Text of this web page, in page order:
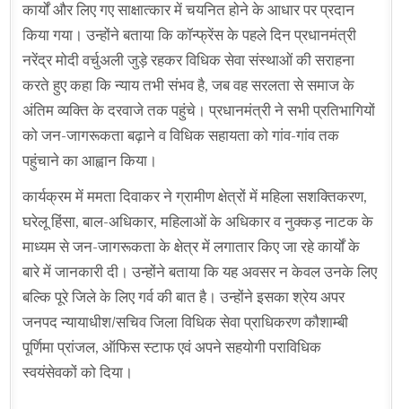
कार्यों और लिए गए साक्षात्कार में चयनित होने के आधार पर प्रदान
किया गया। उन्होंने बताया कि कॉन्फ्रेंस के पहले दिन प्रधानमंत्री
नरेंद्र मोदी वर्चुअली जुड़े रहकर विधिक सेवा संस्थाओं की सराहना
करते हुए कहा कि न्याय तभी संभव है, जब वह सरलता से समाज के
अंतिम व्यक्ति के दरवाजे तक पहुंचे। प्रधानमंत्री ने सभी प्रतिभागियों
को जन-जागरूकता बढ़ाने व विधिक सहायता को गांव-गांव तक
पहुंचाने का आह्वान किया।
कार्यक्रम में ममता दिवाकर ने ग्रामीण क्षेत्रों में महिला सशक्तिकरण,
घरेलू हिंसा, बाल-अधिकार, महिलाओं के अधिकार व नुक्कड़ नाटक के
माध्यम से जन-जागरूकता के क्षेत्र में लगातार किए जा रहे कार्यों के
बारे में जानकारी दी। उन्होंने बताया कि यह अवसर न केवल उनके लिए
बल्कि पूरे जिले के लिए गर्व की बात है। उन्होंने इसका श्रेय अपर
जनपद न्यायाधीश/सचिव जिला विधिक सेवा प्राधिकरण कौशाम्बी
पूर्णिमा प्रांजल, ऑफिस स्टाफ एवं अपने सहयोगी पराविधिक
स्वयंसेवकों को दिया।